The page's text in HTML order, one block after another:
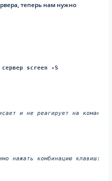
теперь нам нужно
сервер screen -S
и не реагирует на
нажать комбинацию клавиш: